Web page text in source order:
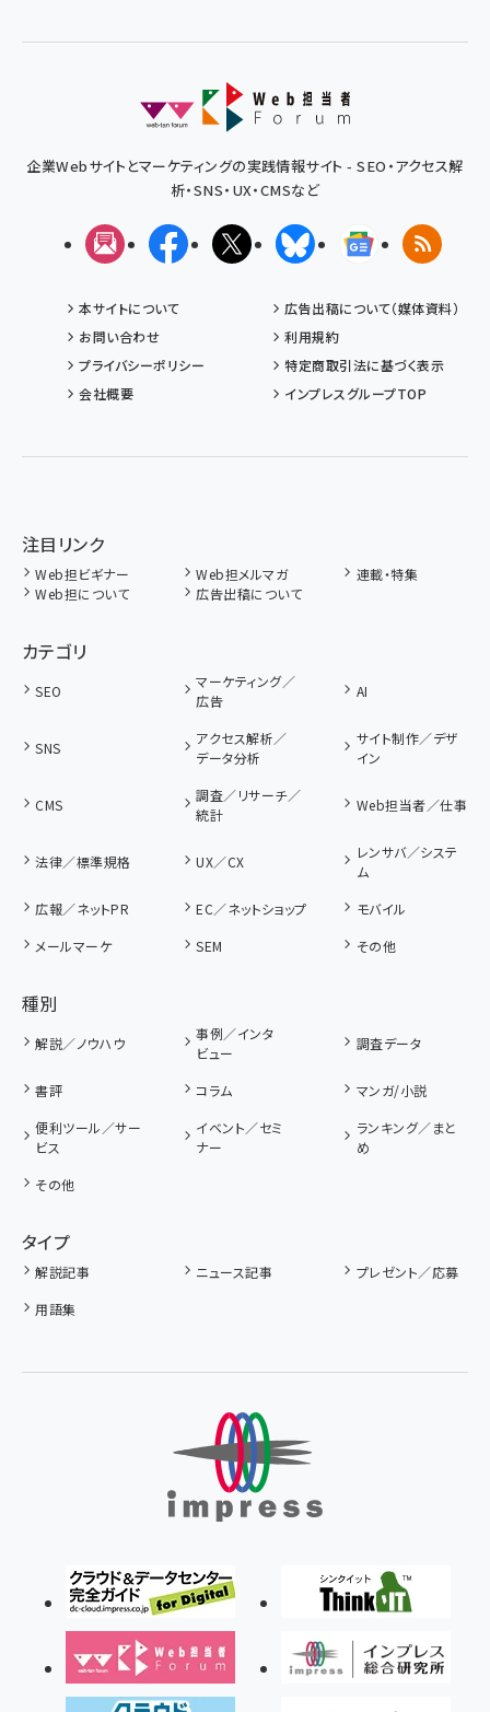
企業Webサイトとマーケティングの実践情報サイト - SEO・アクセス解
析・SNS・UX・CMSなど
メルマガFacebookX(エックス)BlueskyGoogleニュ
RSS
本サイトについて
広告出稿について（媒体資料）
お問い合わせ
利用規約
プライバシーポリシー
特定商取引法に基づく表示
会社概要
インプレスグループTOP
注目リンク
Web担ビギナー Web担メルマガ
連載・特集
Web担について
広告出稿について
カテゴリ
SEO
マーケティング／
広告
AI
SNS
アクセス解析／
データ分析
サイト制作／デザ
イン
CMS
調査／リサーチ／
統計
Web担当者／仕事
法律／標準規格 UX／CX
レンサバ／システ
ム
広報／ネットPR
EC／ネットショップ
モバイル
メールマーケ
SEM その他
種別
解説／ノウハウ
事例／インタ
ビュー
調査データ
書評 コラム
マンガ/小説
便利ツール／サー
ビス
イベント／セミ
ナー
ランキング／まと
め
その他
タイプ
解説記事 ニュース記事
プレゼント／応募
用語集